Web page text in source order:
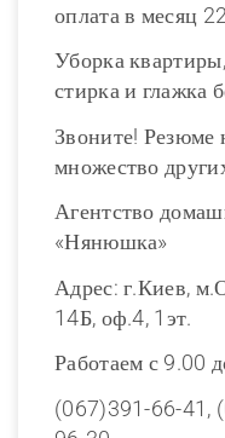
оплата в месяц
Уборка
стирка и глажка
Звоните! Резюме
множество
Агентство
«Нянюшка»
Адрес: г.Киев,
14Б, оф.4, 1эт.
Работаем с 9.00
(067)391-66-41,